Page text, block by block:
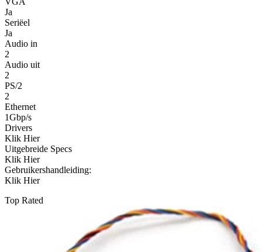
Ja
Seriëel
Ja
Audio in
2
Audio uit
2
PS/2
2
Ethernet
1Gbp/s
Drivers
Klik Hier
Uitgebreide Specs
Klik Hier
Gebruikershandleiding:
Klik Hier
Top Rated